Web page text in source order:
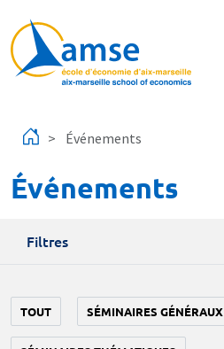
Événements
Événements
Filtres
TOUT SÉMINAIRES GÉNÉRAUX